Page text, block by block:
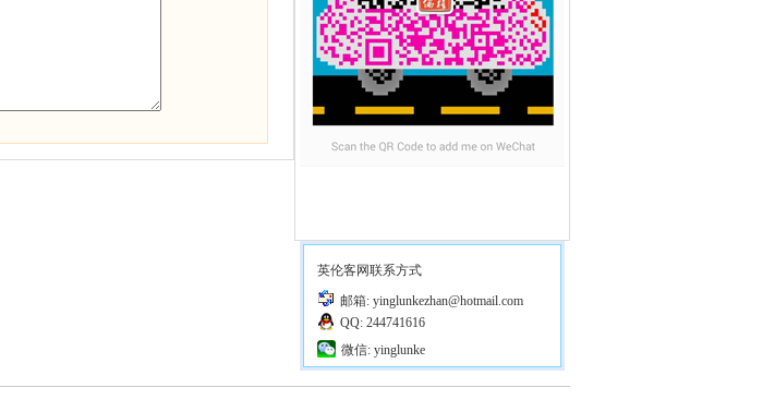
英伦客网联系方式
邮箱: yinglunkezhan@hotmail.com
QQ: 244741616
微信: yinglunke